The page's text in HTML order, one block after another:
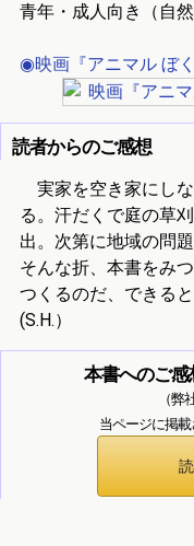
青年・成人向き（自
◉映画『アニマル ぼ
読者からのご感想
実家を空き家にし
る。汗だくで庭の草
出。次第に地域の問
そんな折、本書をみ
つくるのだ、できる
(S.H.）
本書へのご
（
当ページに掲載